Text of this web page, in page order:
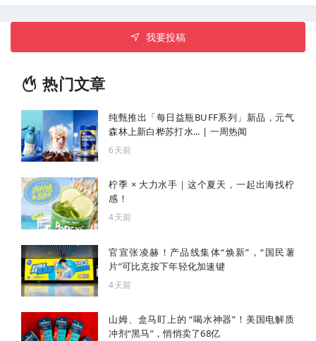
我要投稿
热门文章
纯甄推出「每日益瓶BUFF系列」新品，元气
森林上新白桦苏打水... | 一周热闻
6天前
柠季 × 大力水手｜这个夏天，一起出海找柠
感！
4天前
官宣张凌赫！产品线集体“焕新”，“国民薯
片”可比克按下年轻化加速键
4天前
山姆、盒马盯上的 “喝水神器”！美国电解质
冲剂“黑马”，悄悄卖了68亿